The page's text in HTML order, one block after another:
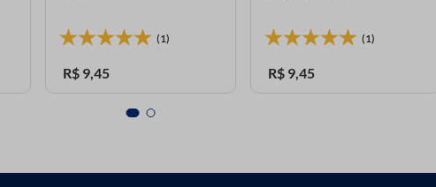
(1)
R$ 9,45
(1)
R$ 9,45